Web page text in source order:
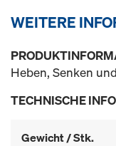
WEITERE
Heben, Senken
TECHNISCHE
Gewicht / Stk.